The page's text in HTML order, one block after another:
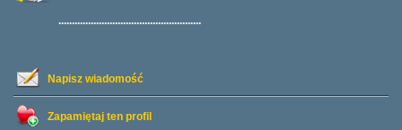
Napisz wiadomość
Zapamiętaj ten profil
.....................................................